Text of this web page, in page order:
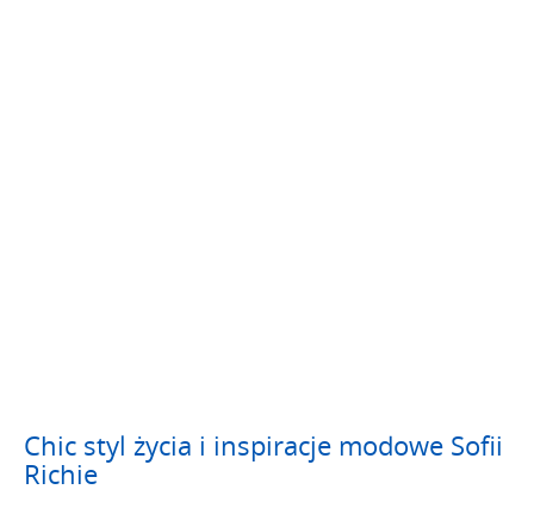
Chic styl życia i inspiracje modowe Sofii
Richie